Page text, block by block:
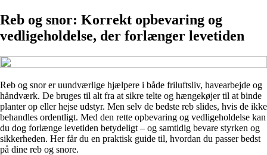
Reb og snor: Korrekt opbevaring og
vedligeholdelse, der forlænger levetiden
Reb og snor er uundværlige hjælpere i både friluftsliv, havearbejde og
håndværk. De bruges til alt fra at sikre telte og hængekøjer til at binde
planter op eller hejse udstyr. Men selv de bedste reb slides, hvis de ikke
behandles ordentligt. Med den rette opbevaring og vedligeholdelse kan
du dog forlænge levetiden betydeligt – og samtidig bevare styrken og
sikkerheden. Her får du en praktisk guide til, hvordan du passer bedst
på dine reb og snore.